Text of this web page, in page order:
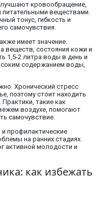
кровообращение,
питательными веществами.
тонус, гибкость и
самочувствия.
имеет значение.
веществ, состояния кожи и
1,5-2 литра воды в день и
содержанием воды,
Хронический стресс
поэтому стоит находить
такие как
воздухе, помогают
самочувствие.
профилактические
на ранних стадиях.
активной молодости и
как избежать